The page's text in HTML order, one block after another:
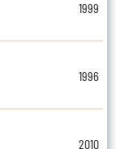
1999
1996
2010